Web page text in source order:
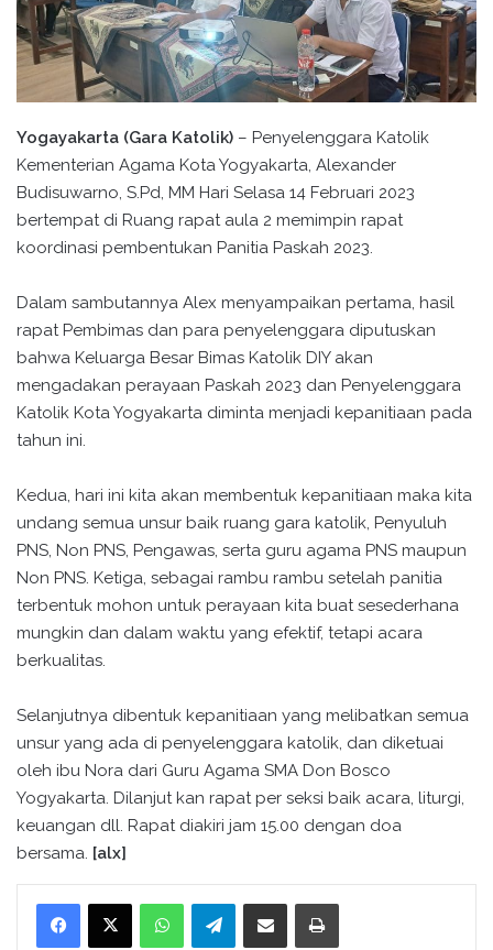
Yogayakarta (Gara Katolik) – Penyelenggara Katolik
Kementerian Agama Kota Yogyakarta, Alexander
Budisuwarno, S.Pd, MM Hari Selasa 14 Februari 2023
bertempat di Ruang rapat aula 2 memimpin rapat
koordinasi pembentukan Panitia Paskah 2023.
Dalam sambutannya Alex menyampaikan pertama, hasil
rapat Pembimas dan para penyelenggara diputuskan
bahwa Keluarga Besar Bimas Katolik DIY akan
mengadakan perayaan Paskah 2023 dan Penyelenggara
Katolik Kota Yogyakarta diminta menjadi kepanitiaan pada
tahun ini.
Kedua, hari ini kita akan membentuk kepanitiaan maka kita
undang semua unsur baik ruang gara katolik, Penyuluh
PNS, Non PNS, Pengawas, serta guru agama PNS maupun
Non PNS. Ketiga, sebagai rambu rambu setelah panitia
terbentuk mohon untuk perayaan kita buat sesederhana
mungkin dan dalam waktu yang efektif, tetapi acara
berkualitas.
Selanjutnya dibentuk kepanitiaan yang melibatkan semua
unsur yang ada di penyelenggara katolik, dan diketuai
oleh ibu Nora dari Guru Agama SMA Don Bosco
Yogyakarta. Dilanjut kan rapat per seksi baik acara, liturgi,
keuangan dll. Rapat diakiri jam 15.00 dengan doa
bersama. [alx]
WhatsApp Telegram